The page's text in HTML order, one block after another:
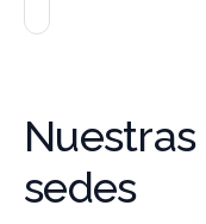
Nuestras
sedes